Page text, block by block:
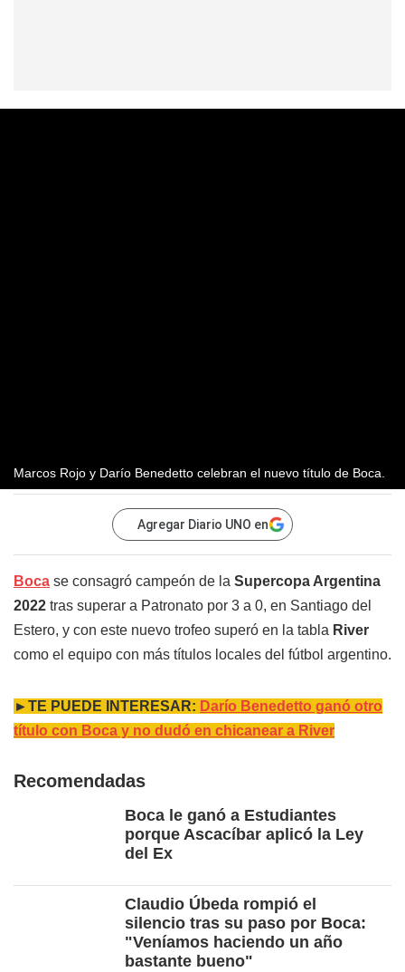
Marcos Rojo y Darío Benedetto celebran el nuevo título de Boca.
Agregar Diario UNO en
Boca se consagró campeón de la Supercopa Argentina
2022 tras superar a Patronato por 3 a 0, en Santiago del
Estero, y con este nuevo trofeo superó en la tabla River
como el equipo con más títulos locales del fútbol argentino.
►TE PUEDE INTERESAR: Darío Benedetto ganó otro
título con Boca y no dudó en chicanear a River
Recomendadas
Boca le ganó a Estudiantes
porque Ascacíbar aplicó la Ley
del Ex
Claudio Úbeda rompió el
silencio tras su paso por Boca:
"Veníamos haciendo un año
bastante bueno"